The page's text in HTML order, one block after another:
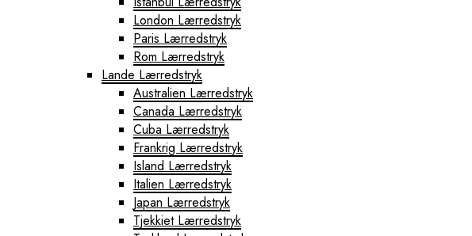
London Lærredstryk
Paris Lærredstryk
Rom Lærredstryk
Lande Lærredstryk
Australien Lærredstryk
Canada Lærredstryk
Cuba Lærredstryk
Frankrig Lærredstryk
Island Lærredstryk
Italien Lærredstryk
Japan Lærredstryk
Tjekkiet Lærredstryk